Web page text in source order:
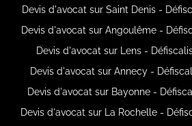
Devis d'avocat sur Saint Denis -
Devis d'avocat sur Angoulême -
Devis d'avocat sur Lens -
Devis d'avocat sur Annecy -
Devis d'avocat sur Bayonne -
Devis d'avocat sur La Rochelle -